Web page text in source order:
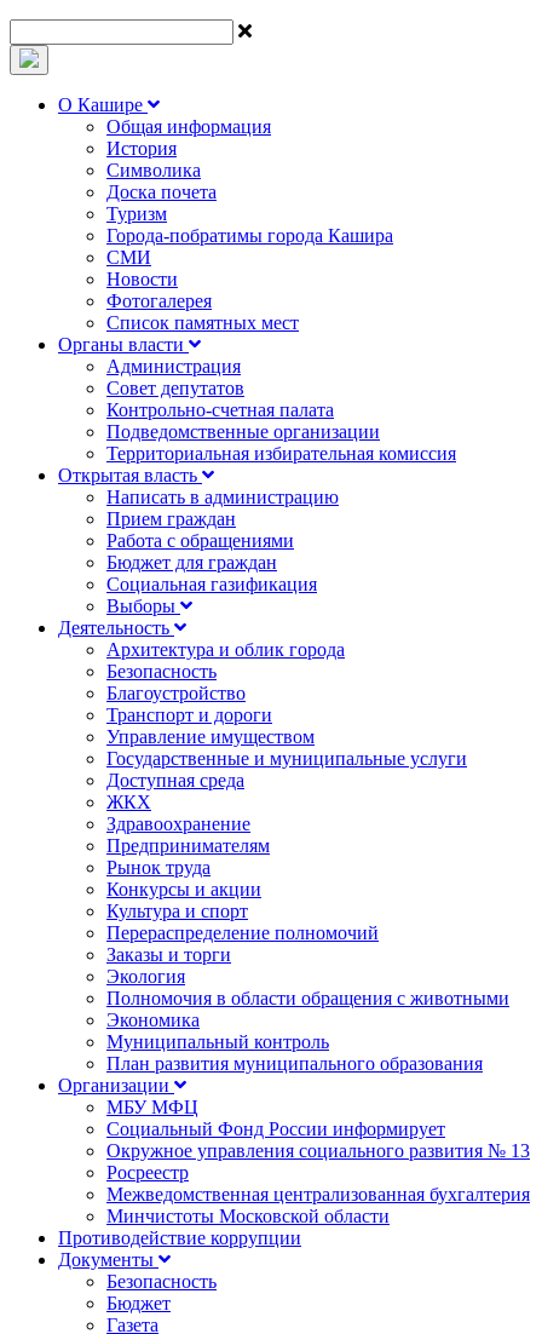
О Кашире
Общая информация
История
Символика
Доска почета
Туризм
Города-побратимы города Кашира
СМИ
Новости
Фотогалерея
Список памятных мест
Органы власти
Администрация
Совет депутатов
Контрольно-счетная палата
Подведомственные организации
Территориальная избирательная комиссия
Открытая власть
Написать в администрацию
Прием граждан
Работа с обращениями
Бюджет для граждан
Социальная газификация
Выборы
Деятельность
Архитектура и облик города
Безопасность
Благоустройство
Транспорт и дороги
Управление имуществом
Государственные и муниципальные услуги
Доступная среда
ЖКХ
Здравоохранение
Предпринимателям
Рынок труда
Конкурсы и акции
Культура и спорт
Перераспределение полномочий
Заказы и торги
Экология
Полномочия в области обращения с животными
Экономика
Муниципальный контроль
План развития муниципального образования
Организации
МБУ МФЦ
Социальный Фонд России информирует
Окружное управления социального развития № 13
Росреестр
Межведомственная централизованная бухгалтерия
Минчистоты Московской области
Противодействие коррупции
Документы
Безопасность
Бюджет
Газета